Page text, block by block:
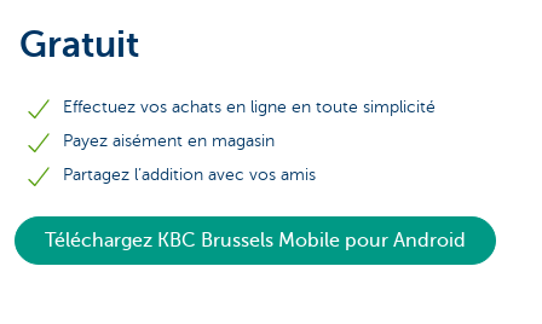
Gratuit
Effectuez vos achats en ligne en toute simplicité
Payez aisément en magasin
Partagez l’addition avec vos amis
Téléchargez KBC Brussels Mobile pour Android